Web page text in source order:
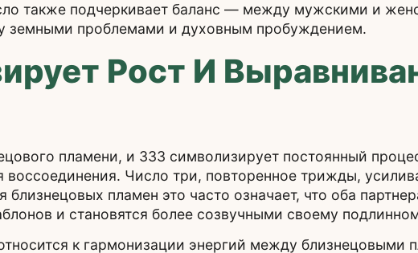
также подчеркивает баланс — между мужскими и
земными проблемами и духовным пробуждением.
Рост И
пламени, и 333 символизирует постоянный
Число три, повторенное трижды,
пламен это часто означает, что оба
и становятся более созвучными своему
к гармонизации энергий между близнецовыми